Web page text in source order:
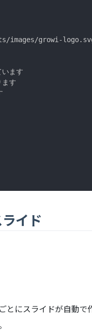
images/growi-
ます
す
イド
にスライドが自動で